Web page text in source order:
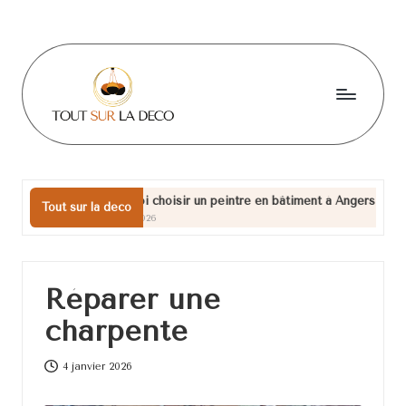
content
T
u
t
u
r
l
Tout sur la deco
Pourquoi choisir un peintre en bâtiment à Angers pour vos projets de
Réparer une
charpente
4 janvier 2026